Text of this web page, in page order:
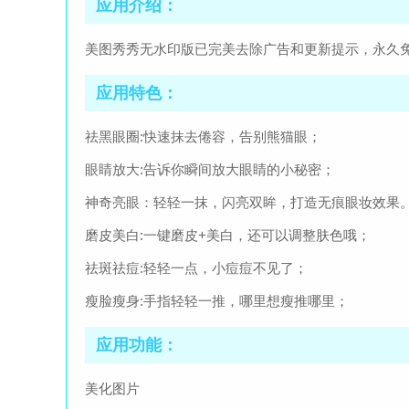
应用介绍：
美图秀秀无水印版已完美去除广告和更新提示，永久
应用特色：
祛黑眼圈:快速抹去倦容，告别熊猫眼；
眼睛放大:告诉你瞬间放大眼睛的小秘密；
神奇亮眼：轻轻一抹，闪亮双眸，打造无痕眼妆效果。
磨皮美白:一键磨皮+美白，还可以调整肤色哦；
祛斑祛痘:轻轻一点，小痘痘不见了；
瘦脸瘦身:手指轻轻一推，哪里想瘦推哪里；
应用功能：
美化图片